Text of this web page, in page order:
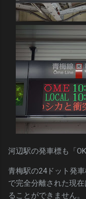
河辺駅の発車標も「
青梅駅の24ドット発
で完全分離された現
ることができません。